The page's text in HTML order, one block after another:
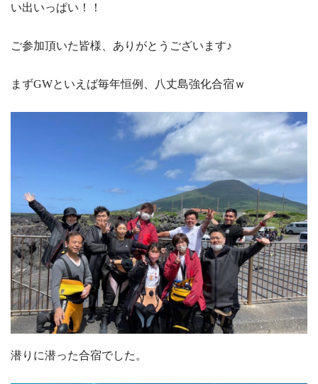
い出いっぱい！！
ご参加頂いた皆様、ありがとうございます♪
まずGWといえば毎年恒例、八丈島強化合宿ｗ
潜りに潜った合宿でした。